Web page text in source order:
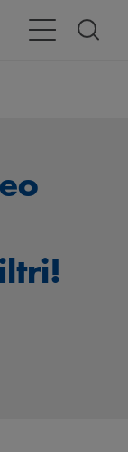
Attiva/disattiva